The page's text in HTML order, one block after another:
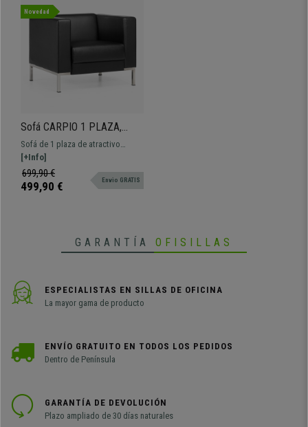
• Sólidas patas metálicas cromadas
Novedad
Sofá CARPIO 1 PLAZA,
Diseño Moderno, Gran
Confort, en Piel Negra
Sofá de 1 plaza de atractivo
diseño con gran acolchado y
patas en metal cromado.
[+Info]
699,90 €
499,90 € Envio GRATIS
GARANTÍA OFISILLAS
ESPECIALISTAS EN SILLAS DE OFICINA
La mayor gama de producto
ENVÍO GRATUITO EN TODOS LOS PEDIDOS
Dentro de Península
GARANTÍA DE DEVOLUCIÓN
Plazo ampliado de 30 días naturales